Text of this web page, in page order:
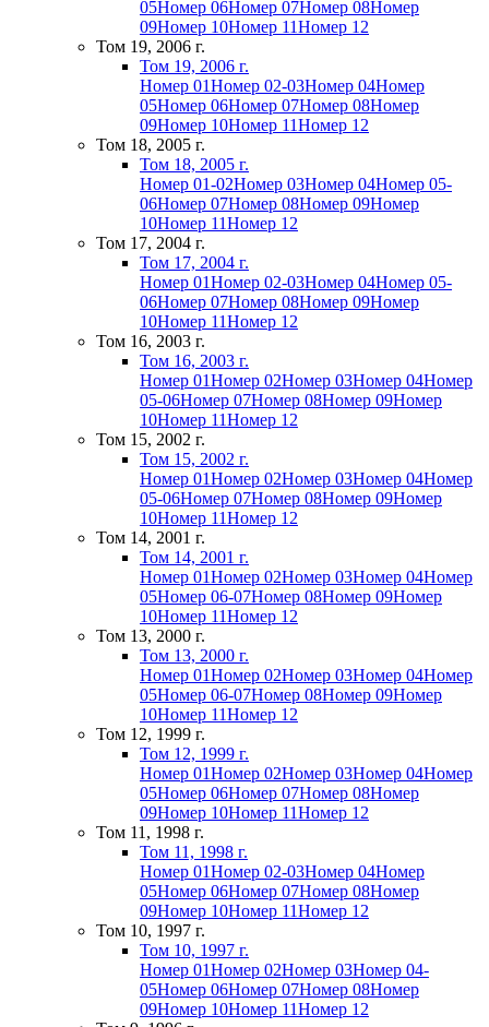
05Номер 06Номер 07Номер 08Номер
09Номер 10Номер 11Номер 12
Том 19, 2006 г.
Том 19, 2006 г.
Номер 01Номер 02-03Номер 04Номер
05Номер 06Номер 07Номер 08Номер
09Номер 10Номер 11Номер 12
Том 18, 2005 г.
Том 18, 2005 г.
Номер 01-02Номер 03Номер 04Номер 05-
06Номер 07Номер 08Номер 09Номер
10Номер 11Номер 12
Том 17, 2004 г.
Том 17, 2004 г.
Номер 01Номер 02-03Номер 04Номер 05-
06Номер 07Номер 08Номер 09Номер
10Номер 11Номер 12
Том 16, 2003 г.
Том 16, 2003 г.
Номер 01Номер 02Номер 03Номер 04Номер
05-06Номер 07Номер 08Номер 09Номер
10Номер 11Номер 12
Том 15, 2002 г.
Том 15, 2002 г.
Номер 01Номер 02Номер 03Номер 04Номер
05-06Номер 07Номер 08Номер 09Номер
10Номер 11Номер 12
Том 14, 2001 г.
Том 14, 2001 г.
Номер 01Номер 02Номер 03Номер 04Номер
05Номер 06-07Номер 08Номер 09Номер
10Номер 11Номер 12
Том 13, 2000 г.
Том 13, 2000 г.
Номер 01Номер 02Номер 03Номер 04Номер
05Номер 06-07Номер 08Номер 09Номер
10Номер 11Номер 12
Том 12, 1999 г.
Том 12, 1999 г.
Номер 01Номер 02Номер 03Номер 04Номер
05Номер 06Номер 07Номер 08Номер
09Номер 10Номер 11Номер 12
Том 11, 1998 г.
Том 11, 1998 г.
Номер 01Номер 02-03Номер 04Номер
05Номер 06Номер 07Номер 08Номер
09Номер 10Номер 11Номер 12
Том 10, 1997 г.
Том 10, 1997 г.
Номер 01Номер 02Номер 03Номер 04-
05Номер 06Номер 07Номер 08Номер
09Номер 10Номер 11Номер 12